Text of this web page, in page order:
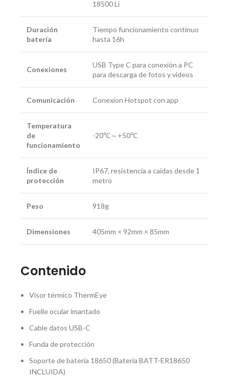
18500 Li
Duración
batería
Tiempo funcionamiento continuo
hasta 16h
Conexiones
USB Type C para conexión a PC
para descarga de fotos y videos
Comunicación Conexion Hotspot con app
Temperatura
de
funcionamiento
-20℃～+50℃
Índice de
protección
IP67, resistencia a caídas desde 1
metro
Peso 918g
Dimensiones 405mm × 92mm × 85mm
Contenido
Visor térmico ThermEye
Fuelle ocular imantado
Cable datos USB-C
Funda de protección
Soporte de batería 18650 (Batería BATT-ER18650
INCLUIDA)